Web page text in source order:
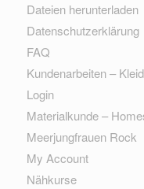
Dateien herunterladen
Datenschutzerklärung
FAQ
Kundenarbeiten –
Login
Materialkunde –
Meerjungfrauen Rock
My Account
Nähkurse